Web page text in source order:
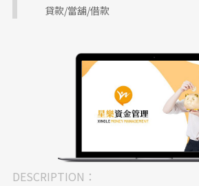
貸款/當舖/借款
DESCRIPTION：